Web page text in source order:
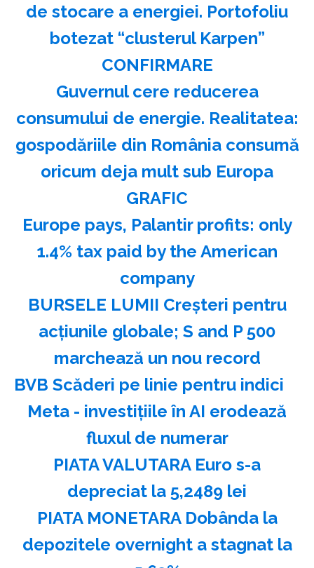
de stocare a energiei. Portofoliu
botezat “clusterul Karpen”
CONFIRMARE
Guvernul cere reducerea
consumului de energie. Realitatea:
gospodăriile din România consumă
oricum deja mult sub Europa
GRAFIC
Europe pays, Palantir profits: only
1.4% tax paid by the American
company
BURSELE LUMII Creşteri pentru
acţiunile globale; S and P 500
marchează un nou record
BVB Scăderi pe linie pentru indici
Meta - investiţiile în AI erodează
fluxul de numerar
PIATA VALUTARA Euro s-a
depreciat la 5,2489 lei
PIATA MONETARA Dobânda la
depozitele overnight a stagnat la